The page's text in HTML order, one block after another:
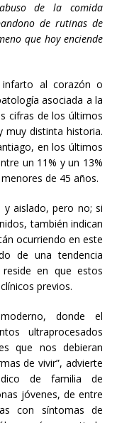
de la comida
de rutinas de
que hoy enciende
infarto al corazón o
asociada a la
cifras de los últimos
muy distinta historia.
en los últimos
un 11% y un 13%
de 45 años.
aislado, pero no; si
también indican
ocurriendo en este
de una tendencia
en que estos
previos.
donde el
ultraprocesados
que nos debieran
de vivir”, advierte
de familia de
jóvenes, de entre
con síntomas de